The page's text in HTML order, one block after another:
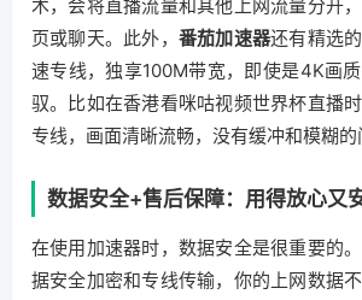
术，会将直播流量和其他上网流量分开
页或聊天。此外， 番茄加速器还有精选
速专线，独享100M带宽，即使是4K画
驭。比如在香港看咪咕视频世界杯直播
专线，画面清晰流畅，没有缓冲和模糊的
数据安全+售后保障：用得放心又
在使用加速器时，数据安全是很重要的。
据安全加密和专线传输，你的上网数据